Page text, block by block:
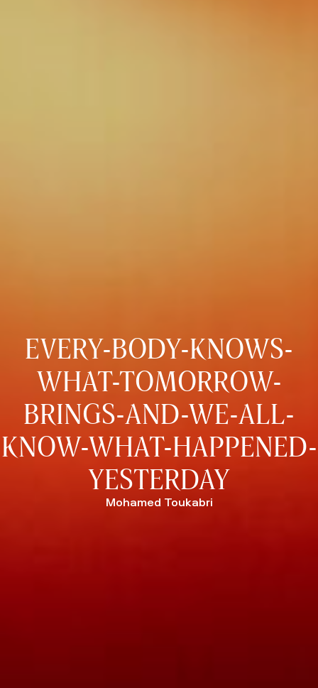
EVERY-BODY-KNOWS-
WHAT-TOMORROW-
BRINGS-AND-WE-ALL-
KNOW-WHAT-HAPPENED-
YESTERDAY
Mohamed Toukabri